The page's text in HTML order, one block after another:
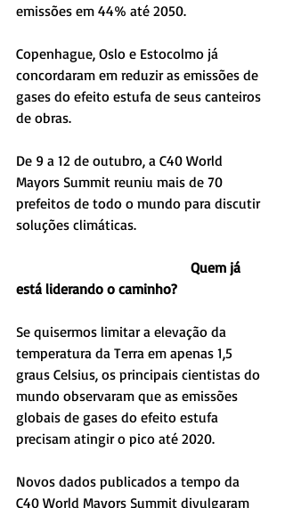
emissões em 44% até 2050.
Copenhague, Oslo e Estocolmo já
concordaram em reduzir as emissões de
gases do efeito estufa de seus canteiros
de obras.
De 9 a 12 de outubro, a C40 World
Mayors Summit reuniu mais de 70
prefeitos de todo o mundo para discutir
soluções climáticas.
está liderando o caminho?
Se quisermos limitar a elevação da
temperatura da Terra em apenas 1,5
graus Celsius, os principais cientistas do
mundo observaram que as emissões
globais de gases do efeito estufa
precisam atingir o pico até 2020.
Novos dados publicados a tempo da
C40 World Mayors Summit divulgaram